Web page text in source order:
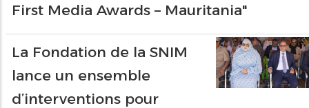
First Media Awards – Mauritania"
La Fondation de la SNIM
lance un ensemble
d’interventions pour